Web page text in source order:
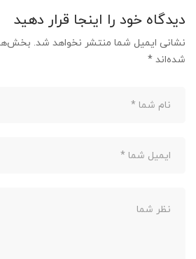
دیدگاه خود را اینجا قرار دهید
نشانی ایمیل شما منتشر نخواهد شد.
شده‌اند *